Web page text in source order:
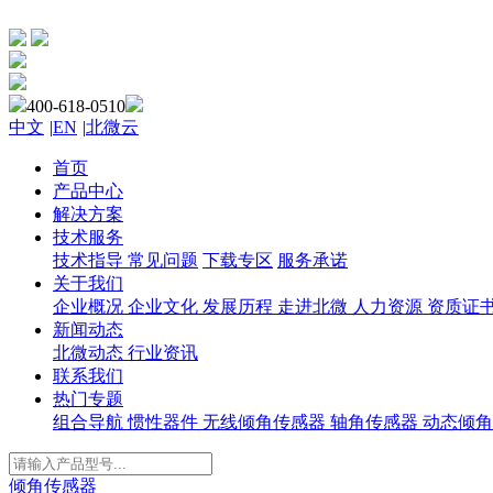
400-618-0510
中文 |EN |北微云
首页
产品中心
解决方案
技术服务
技术指导 常见问题 下载专区 服务承诺
关于我们
企业概况 企业文化 发展历程 走进北微 人力资源 资质证
新闻动态
北微动态 行业资讯
联系我们
热门专题
组合导航 惯性器件 无线倾角传感器 轴角传感器 动态倾
倾角传感器